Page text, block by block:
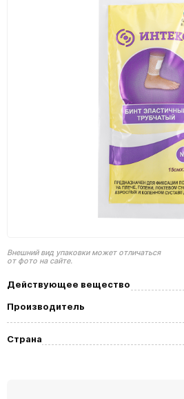
Внешний вид упаковки может отличаться
от фото на сайте.
Действующее вещество
Производитель
Страна